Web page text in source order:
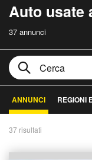
Auto usate
37 annunci
ANNUNCI REGIONI
37 risultati